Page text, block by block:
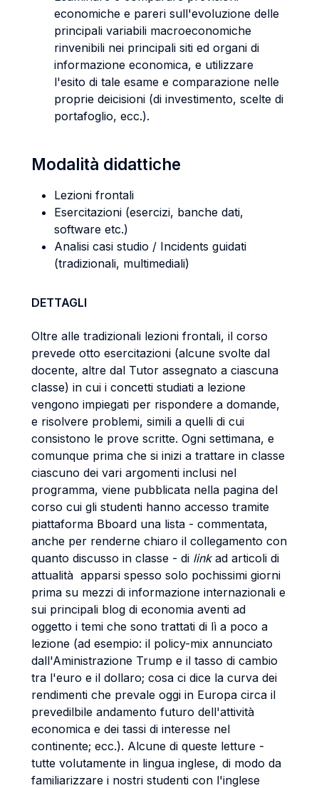
economiche e pareri sull'evoluzione delle
principali variabili macroeconomiche
rinvenibili nei principali siti ed organi di
informazione economica, e utilizzare
l'esito di tale esame e comparazione nelle
proprie deicisioni (di investimento, scelte di
portafoglio, ecc.).
Modalità didattiche
Lezioni frontali
Esercitazioni (esercizi, banche dati,
software etc.)
Analisi casi studio / Incidents guidati
(tradizionali, multimediali)
DETTAGLI
Oltre alle tradizionali lezioni frontali, il corso
prevede otto esercitazioni (alcune svolte dal
docente, altre dal Tutor assegnato a ciascuna
classe) in cui i concetti studiati a lezione
vengono impiegati per rispondere a domande,
e risolvere problemi, simili a quelli di cui
consistono le prove scritte. Ogni settimana, e
comunque prima che si inizi a trattare in classe
ciascuno dei vari argomenti inclusi nel
programma, viene pubblicata nella pagina del
corso cui gli studenti hanno accesso tramite
piattaforma Bboard una lista - commentata,
anche per renderne chiaro il collegamento con
quanto discusso in classe - di linkad articoli di
attualità apparsi spesso solo pochissimi giorni
prima su mezzi di informazione internazionali e
sui principali blog di economia aventi ad
oggetto i temi che sono trattati di lì a poco a
lezione (ad esempio: il policy-mix annunciato
dall'Aministrazione Trump e il tasso di cambio
tra l'euro e il dollaro; cosa ci dice la curva dei
rendimenti che prevale oggi in Europa circa il
prevedilbile andamento futuro dell'attività
economica e dei tassi di interesse nel
continente; ecc.). Alcune di queste letture -
tutte volutamente in lingua inglese, di modo da
familiarizzare i nostri studenti con l'inglese